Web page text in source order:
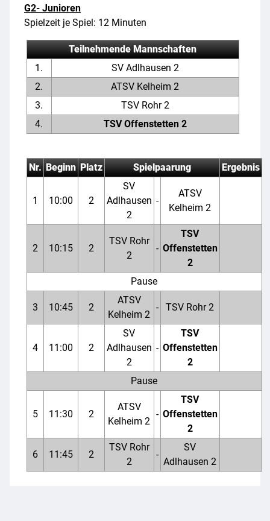
G2- Junioren
Spielzeit je Spiel: 12 Minuten
Teilnehmende Mannschaften
1.
SV Adlhausen 2
2.
ATSV Kelheim 2
3.
TSV Rohr 2
4.
TSV Offenstetten 2
Nr. Beginn Platz Spielpaarung Ergebnis
1 10:00 2
SV
Adlhausen
2
-
ATSV
Kelheim 2
2 10:15 2
TSV Rohr
2
-
TSV
Offenstetten
2
Pause
3 10:45 2
ATSV
Kelheim 2
- TSV Rohr 2
4 11:00 2
SV
Adlhausen
2
-
TSV
Offenstetten
2
Pause
5 11:30 2
ATSV
Kelheim 2
-
TSV
Offenstetten
2
6 11:45 2
TSV Rohr
2
-
SV
Adlhausen 2